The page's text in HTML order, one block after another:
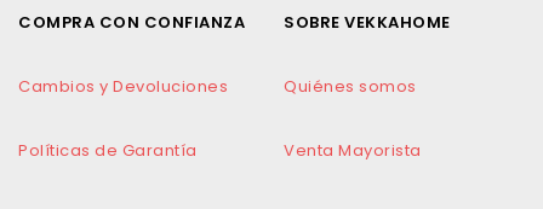
COMPRA CON CONFIANZA
Cambios y Devoluciones
Políticas de Garantía
SOBRE VEKKAHOME
Quiénes somos
Venta Mayorista